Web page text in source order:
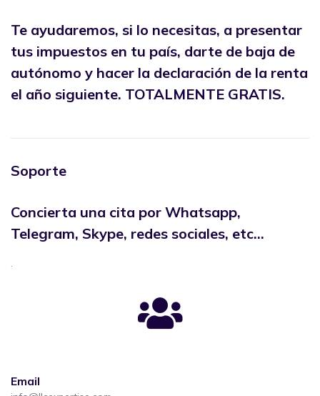
Te ayudaremos, si lo necesitas, a presentar
tus impuestos en tu país, darte de baja de
autónomo y hacer la declaración de la renta
el año siguiente. TOTALMENTE GRATIS.
Soporte
Concierta una cita por Whatsapp,
Telegram, Skype, redes sociales, etc…
.
Email